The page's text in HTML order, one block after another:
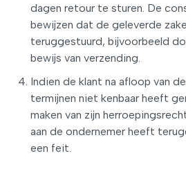
dagen retour te sturen. De
bewijzen dat de geleverde
teruggestuurd, bijvoorbeeld
bewijs van verzending.
Indien de klant na afloop van
termijnen niet kenbaar heeft
maken van zijn
aan de ondernemer heeft
een feit.